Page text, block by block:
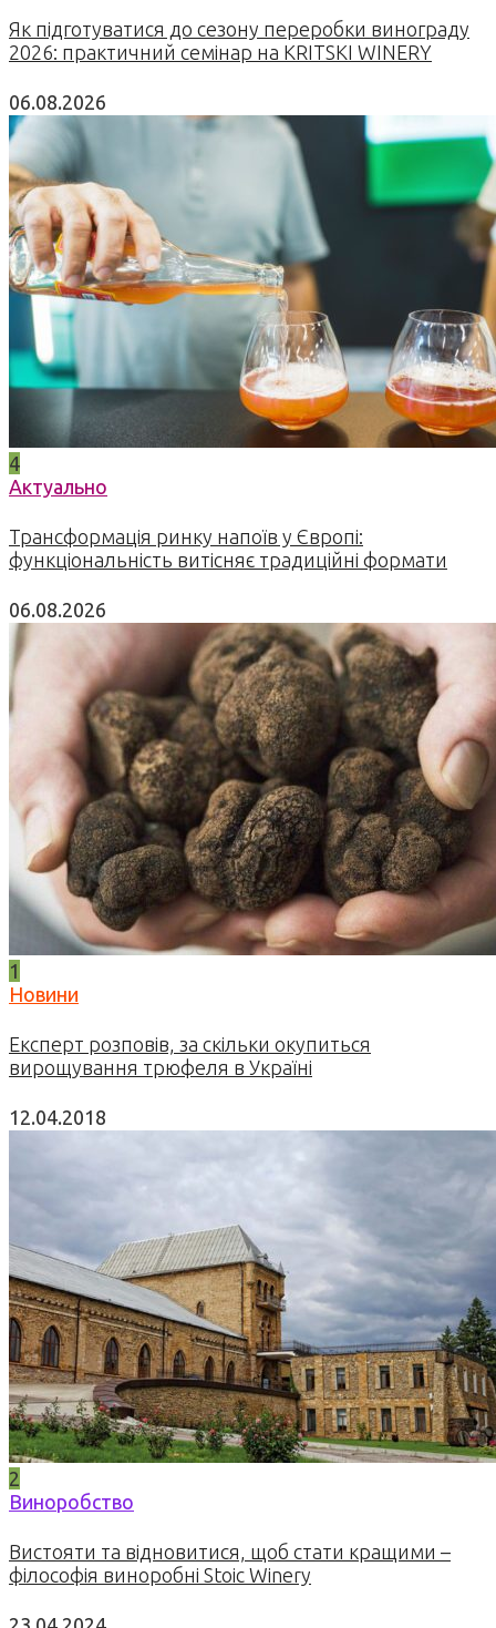
Як підготуватися до сезону переробки винограду
2026: практичний семінар на KRITSKI WINERY
06.08.2026
4
Актуально
Трансформація ринку напоїв у Європі:
функціональність витісняє традиційні формати
06.08.2026
1
Новини
Експерт розповів, за скільки окупиться
вирощування трюфеля в Україні
12.04.2018
2
Виноробство
Вистояти та відновитися, щоб стати кращими –
філософія виноробні Stoic Winery